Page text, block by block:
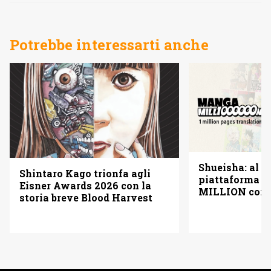
Potrebbe interessarti anche
Shintaro Kago trionfa agli
Eisner Awards 2026 con la
storia breve Blood Harvest
Shueisha: al
piattaforma
MILLION con